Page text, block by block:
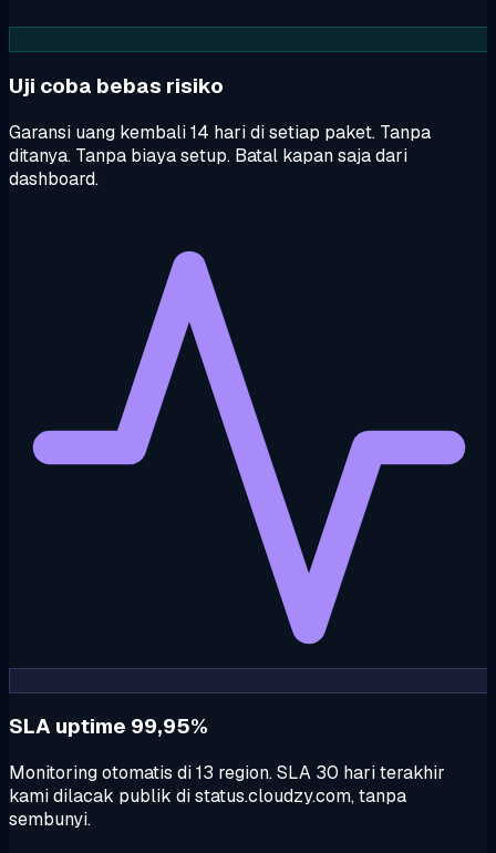
Uji coba bebas risiko
Garansi uang kembali 14 hari di setiap paket. Tanpa
ditanya. Tanpa biaya setup. Batal kapan saja dari
dashboard.
SLA uptime 99,95%
Monitoring otomatis di 13 region. SLA 30 hari terakhir
kami dilacak publik di status.cloudzy.com, tanpa
sembunyi.